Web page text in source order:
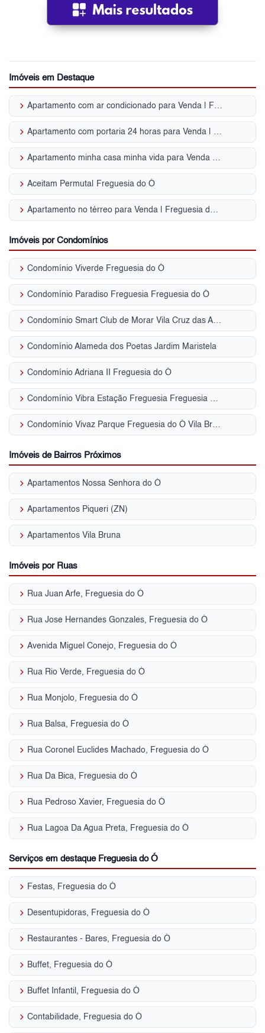
Imóveis em Destaque
keyboard_arrow_right Apartamento com ar condicionado para Venda | Freguesia do Ó
keyboard_arrow_right Apartamento com portaria 24 horas para Venda | Freguesia do Ó
keyboard_arrow_right Apartamento minha casa minha vida para Venda | Freguesia do Ó
keyboard_arrow_right Aceitam Permuta| Freguesia do Ó
keyboard_arrow_right Apartamento no térreo para Venda | Freguesia do Ó
Imóveis por Condomínios
keyboard_arrow_right Condomínio Viverde Freguesia do Ó
keyboard_arrow_right Condomínio Paradiso Freguesia Freguesia do Ó
keyboard_arrow_right Condomínio Smart Club de Morar Vila Cruz das Almas
keyboard_arrow_right Condomínio Alameda dos Poetas Jardim Maristela
keyboard_arrow_right Condomínio Adriana II Freguesia do Ó
keyboard_arrow_right Condomínio Vibra Estação Freguesia Freguesia do Ó
keyboard_arrow_right Condomínio Vivaz Parque Freguesia do Ó Vila Bruna
Imóveis de Bairros Próximos
keyboard_arrow_right Apartamentos Nossa Senhora do Ó
keyboard_arrow_right Apartamentos Piqueri (ZN)
keyboard_arrow_right Apartamentos Vila Bruna
Imóveis por Ruas
keyboard_arrow_right Rua Juan Arfe, Freguesia do Ó
keyboard_arrow_right Rua Jose Hernandes Gonzales, Freguesia do Ó
keyboard_arrow_right Avenida Miguel Conejo, Freguesia do Ó
keyboard_arrow_right Rua Rio Verde, Freguesia do Ó
keyboard_arrow_right Rua Monjolo, Freguesia do Ó
keyboard_arrow_right Rua Balsa, Freguesia do Ó
keyboard_arrow_right Rua Coronel Euclides Machado, Freguesia do Ó
keyboard_arrow_right Rua Da Bica, Freguesia do Ó
keyboard_arrow_right Rua Pedroso Xavier, Freguesia do Ó
keyboard_arrow_right Rua Lagoa Da Agua Preta, Freguesia do Ó
Serviços em destaque Freguesia do Ó
keyboard_arrow_right Festas, Freguesia do Ó
keyboard_arrow_right Desentupidoras, Freguesia do Ó
keyboard_arrow_right Restaurantes - Bares, Freguesia do Ó
keyboard_arrow_right Buffet, Freguesia do Ó
keyboard_arrow_right Buffet Infantil, Freguesia do Ó
keyboard_arrow_right Contabilidade, Freguesia do Ó